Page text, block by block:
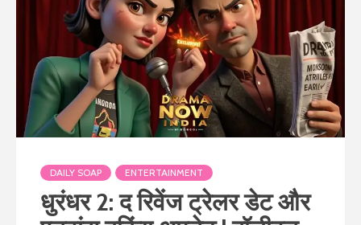
DAILY SOAP ENTERTAINMENT
धुरंधर 2: द रिवेंज ट्रेलर डेट और